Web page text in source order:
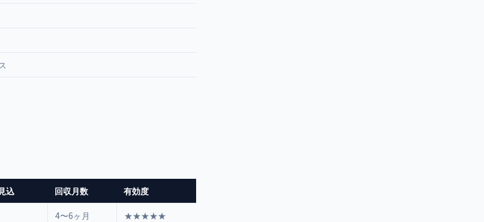
込 回収月数 有効度
4〜6ヶ月 ★★★★★